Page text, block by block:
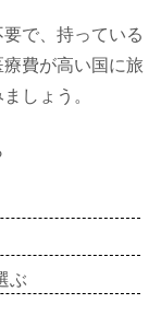
で、持っている
費が高い国に旅
しょう。
ぶ